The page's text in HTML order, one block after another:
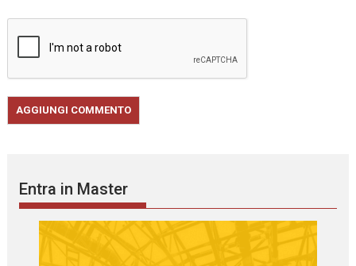
Entra in Master